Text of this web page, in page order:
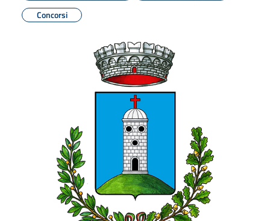
Concorsi